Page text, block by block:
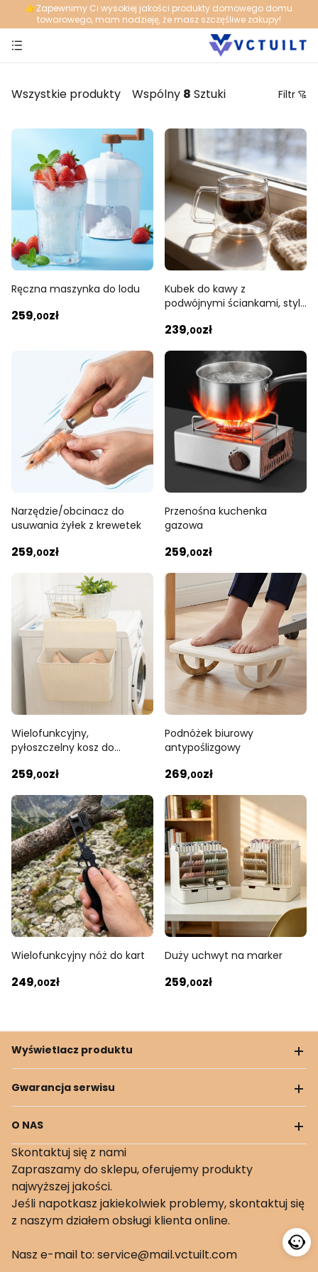
👉️Zapewnimy Ci wysokiej jakości produkty domowego domu
towarowego, mam nadzieję, że masz szczęśliwe zakupy!
Wszystkie produkty Wspólny 8 Sztuki Filtr
Cena
Zalecane sortowanie
Od najniższej do najwyższej ceny
Od najwyższej do najniższej ceny
Od nowego do starego
Od starego do nowego
Ręczna maszynka do lodu
259,00zł
Kubek do kawy z
podwójnymi ściankami, styl
domowej
239,00zł
Narzędzie/obcinacz do
usuwania żyłek z krewetek
259,00zł
Przenośna kuchenka
gazowa
259,00zł
Wielofunkcyjny,
pyłoszczelny kosz do
259,00zł
Podnóżek biurowy
antypoślizgowy
269,00zł
Wielofunkcyjny nóż do kart
249,00zł
Duży uchwyt na marker
259,00zł
Wyświetlacz produktu
Gwarancja serwisu
O NAS
Skontaktuj się z nami
Zapraszamy do sklepu, oferujemy produkty
najwyższej jakości.
Jeśli napotkasz jakiekolwiek problemy, skontaktuj się
z naszym działem obsługi klienta online.
Nasz e-mail to: service@mail.vctuilt.com